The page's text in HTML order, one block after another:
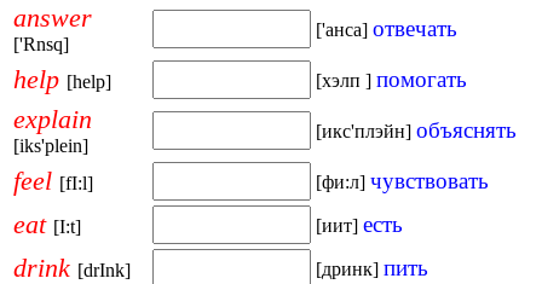
answer
['Rnsq]
['анса] отвечать
help [help] [хэлп ] помогать
explain
[iks'plein]
[икс'плэйн] объяснять
feel [fI:l] [фи:л] чувствовать
eat [I:t] [иит] есть
drink [drInk] [дринк] пить